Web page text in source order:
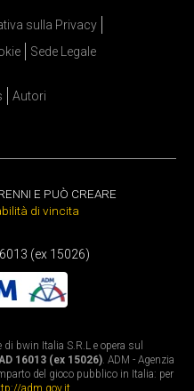
sulla Privacy
Sede Legale
Autori
E PUÒ CREARE
di vincita
(ex 15026)
bwin Italia S.R.L e opera sul
16013 (ex 15026). ADM - Agenzia
del gioco pubblico in Italia: per